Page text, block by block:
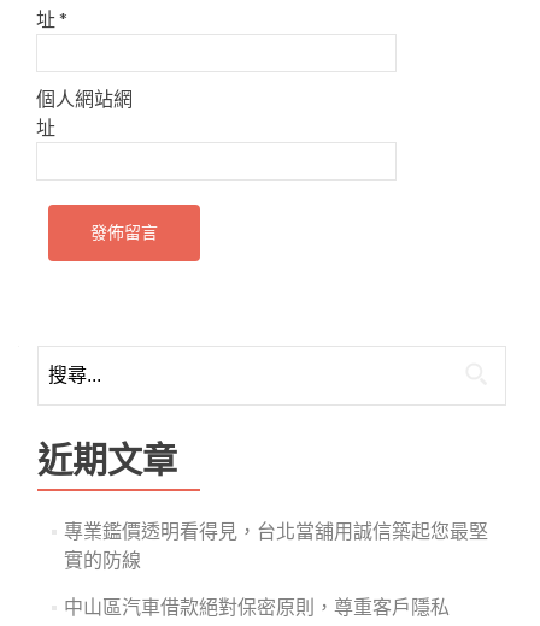
址*
個人網站網
址
尋
鍵
字:
近期文章
專業鑑價透明看得見，台北當舖用誠信築起您最堅
實的防線
中山區汽車借款絕對保密原則，尊重客戶隱私